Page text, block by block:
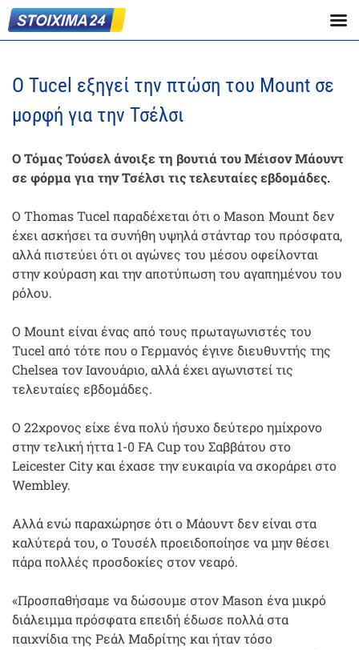
Ο Tucel εξηγεί την πτώση του Mount σε
μορφή για την Τσέλσι
Ο Τόμας Τούσελ άνοιξε τη βουτιά του Μέισον Μάουντ
σε φόρμα για την Τσέλσι τις τελευταίες εβδομάδες.
Ο Thomas Tucel παραδέχεται ότι ο Mason Mount δεν
έχει ασκήσει τα συνήθη υψηλά στάνταρ του πρόσφατα,
αλλά πιστεύει ότι οι αγώνες του μέσου οφείλονται
στην κούραση και την αποτύπωση του αγαπημένου του
ρόλου.
Ο Mount είναι ένας από τους πρωταγωνιστές του
Tucel από τότε που ο Γερμανός έγινε διευθυντής της
Chelsea τον Ιανουάριο, αλλά έχει αγωνιστεί τις
τελευταίες εβδομάδες.
Ο 22χρονος είχε ένα πολύ ήσυχο δεύτερο ημίχρονο
στην τελική ήττα 1-0 FA Cup του Σαββάτου στο
Leicester City και έχασε την ευκαιρία να σκοράρει στο
Wembley.
Αλλά ενώ παραχώρησε ότι ο Μάουντ δεν είναι στα
καλύτερά του, ο Τουσέλ προειδοποίησε να μην θέσει
πάρα πολλές προσδοκίες στον νεαρό.
«Προσπαθήσαμε να δώσουμε στον Mason ένα μικρό
διάλειμμα πρόσφατα επειδή έδωσε πολλά στα
παιχνίδια της Ρεάλ Μαδρίτης και ήταν τόσο